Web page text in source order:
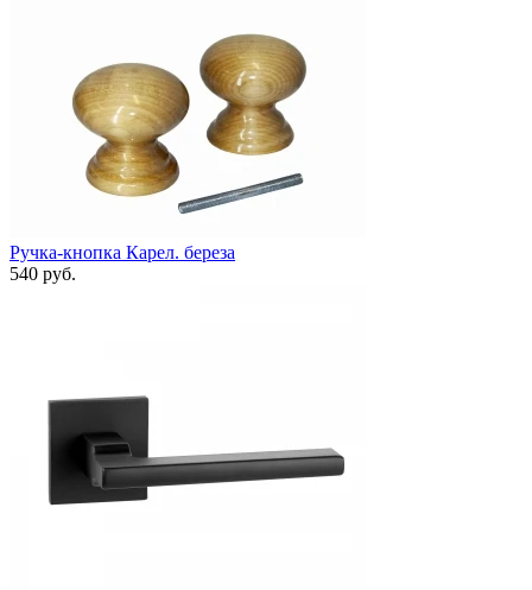
Ручка-кнопка Карел. береза
540 руб.